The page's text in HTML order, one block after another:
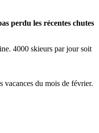
perdu les récentes chutes
4000 skieurs par jour soit
vacances du mois de février.